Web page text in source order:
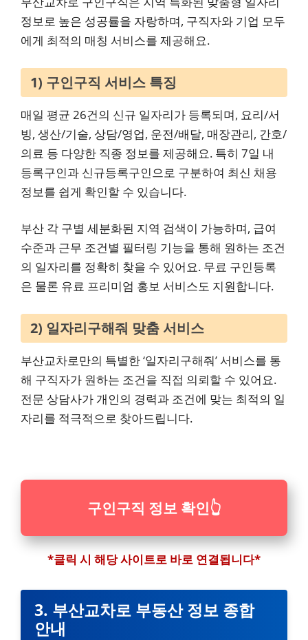
정보로 높은 성공률을 자랑하며, 구직자와 기업 모두
에게 최적의 매칭 서비스를 제공해요.
1) 구인구직 서비스 특징
매일 평균 26건의 신규 일자리가 등록되며, 요리/서
빙, 생산/기술, 상담/영업, 운전/배달, 매장관리, 간호/
의료 등 다양한 직종 정보를 제공해요. 특히 7일 내
등록구인과 신규등록구인으로 구분하여 최신 채용
정보를 쉽게 확인할 수 있습니다.
부산 각 구별 세분화된 지역 검색이 가능하며, 급여
수준과 근무 조건별 필터링 기능을 통해 원하는 조건
의 일자리를 정확히 찾을 수 있어요. 무료 구인등록
은 물론 유료 프리미엄 홍보 서비스도 지원합니다.
2) 일자리구해줘 맞춤 서비스
부산교차로만의 특별한 ‘일자리구해줘’ 서비스를 통
해 구직자가 원하는 조건을 직접 의뢰할 수 있어요.
전문 상담사가 개인의 경력과 조건에 맞는 최적의 일
자리를 적극적으로 찾아드립니다.
구인구직 정보 확인👆
*클릭 시 해당 사이트로 바로 연결됩니다*
3. 부산교차로 부동산 정보 종합
안내